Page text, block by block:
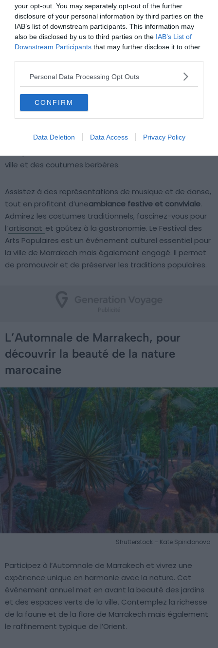
your opt-out. You may separately opt-out of the further
disclosure of your personal information by third parties on the
IAB’s list of downstream participants. This information may
also be disclosed by us to third parties on the IAB’s List of
Downstream Participants that may further disclose it to other
Personal Data Processing Opt Outs
CONFIRM
Data Deletion Data Access Privacy Policy
Shutterstock – Vixit
Si vous cherchez un évènement culturel unique à
Marrakech, ne manquez pas le Festival des Arts
les traditions populairesdu Maroc. Il offre une occasion
ville et des coutumes berbères.
Assistez à des représentations de musique et de danse,
tout en profitant d’uneambiance festive et conviviale.
Admirez les costumes traditionnels, fascinez-vous pour
l’artisanat et goûtez à la gastronomie. Le Festival des
Arts Populaires est un événement culturel essentiel pour
la ville de Marrakech mais également engagé. Il permet
de promouvoir et de préserver les traditions populaires.
L’Automnale de Marrakech, pour
découvrir la beauté de la nature
marocaine
Shutterstock – Kate Spiridonova
Participez à l’Automnale de Marrakech et vivrez une
expérience unique en harmonie avec la nature. Cet
événement annuel met en avant la beauté des jardins
et des espaces verts de la ville. Contemplez la richesse
de la faune et de la flore de Marrakech mais également
le raffinement typique de l’Orient.